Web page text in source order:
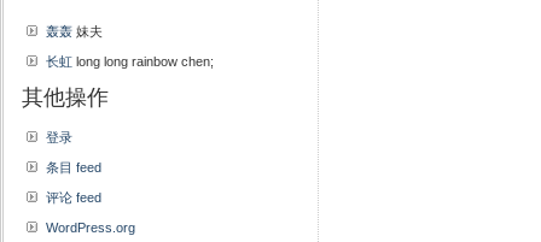
轰轰 妹夫
长虹 long long rainbow chen;
其他操作
登录
条目 feed
评论 feed
WordPress.org